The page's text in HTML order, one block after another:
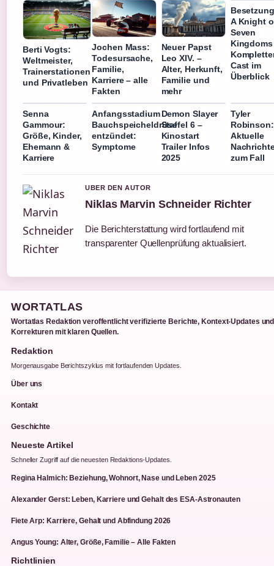
Berti Vogts:
Weltmeister,
Trainerstationen
und Privatleben
Jochen Mass:
Todesursache,
Familie,
Karriere – alle
Fakten
Neuer Papst
Leo XIV. –
Alter, Herkunft,
Familie und
mehr
A Knight
Seven
Kingdoms
Cast im
Überblick
Senna
Gammour:
Größe, Kinder,
Ehemann &
Karriere
Anfangsstadium
Bauchspeicheldrüse
entzündet:
Symptome
Demon Slayer
Staffel 6 –
Kinostart
Trailer Infos
2025
Tyler
Robinson:
Aktuelle
zum Fall
UBER DEN AUTOR
Niklas Marvin Schneider Richter
Die Berichterstattung wird fortlaufend mit
transparenter Quellenprüfung aktualisiert.
WORTATLAS
Wortatlas Redaktion veroffentlicht verifizierte Berichte, Kontext-Updates und
Korrekturen mit klaren Quellen.
Redaktion
Morgenausgabe Berichtszyklus mit fortlaufenden Updates.
Über uns
Kontakt
Geschichte
Neueste Artikel
Schneller Zugriff auf die neuesten Redaktions-Updates.
Regina Halmich: Beziehung, Wohnort, Nase und Leben 2025
Alexander Gerst: Leben, Karriere und Gehalt des ESA-Astronauten
Fiete Arp: Karriere, Gehalt und Abfindung 2026
Angus Young: Alter, Größe, Familie – Alle Fakten
Richtlinien